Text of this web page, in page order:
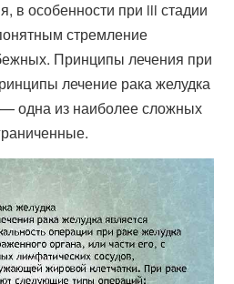
в особенности при iii стадии
стремление
Принципы лечения при
лечение рака желудка
одна из наиболее сложных